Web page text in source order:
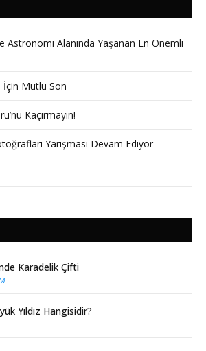
Astronomi Alanında Yaşanan En Önemli
İçin Mutlu Son
Kaçırmayın!
Yarışması Devam Ediyor
Karadelik Çifti
Yıldız Hangisidir?